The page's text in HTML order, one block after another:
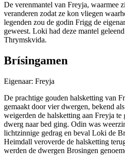
De verenmantel van Freyja, waarmee
veranderen zodat ze kon vliegen
legenden zou de godin Frigg de
geweest. Loki had deze mantel
Thrymskvida.
Brísingamen
Eigenaar: Freyja
De prachtige gouden halsketting van
gemaakt door vier dwergen, bekend
weigerden de halsketting aan Freyja
dwerg naar bed ging. Odin was
lichtzinnige gedrag en beval Loki de
Heimdall veroverde de halsketting
werden de dwergen Brosingen